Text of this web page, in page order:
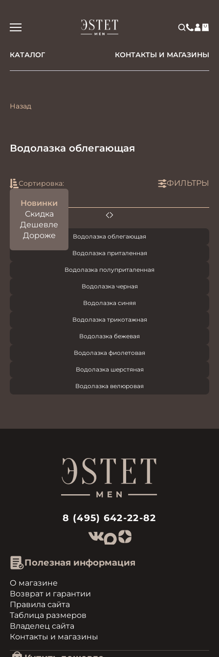
КАТАЛОГ КОНТАКТЫ И МАГАЗИНЫ
Назад
Водолазка облегающая
Сортировка:
Новинки
Скидка
Дешевле
Дороже
ФИЛЬТРЫ
Водолазка облегающая
Водолазка приталенная
Водолазка полуприталенная
Водолазка черная
Водолазка синяя
Водолазка трикотажная
Водолазка бежевая
Водолазка фиолетовая
Водолазка шерстяная
Водолазка велюровая
8 (495) 642-22-82
Полезная информация
О магазине
Возврат и гарантии
Правила сайта
Таблица размеров
Владелец сайта
Контакты и магазины